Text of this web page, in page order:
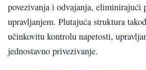
povezivanja i odvajanja, eliminirajući
upravljanjem. Plutajuća struktura
učinkovitu kontrolu napetosti,
jednostavno privezivanje.